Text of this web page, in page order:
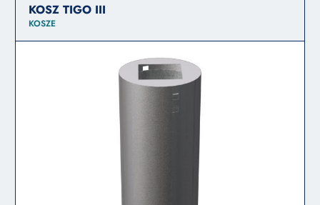
KOSZ TIGO III
KOSZE